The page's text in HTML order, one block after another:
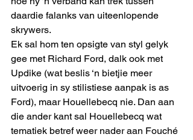
daardie falanks van uiteenlopende
skrywers.
Ek sal hom ten opsigte van styl gelyk
gee met Richard Ford, dalk ook met
Updike (wat beslis ‘n bietjie meer
uitvoerig in sy stilistiese aanpak is as
Ford), maar Houellebecq nie. Dan aan
die ander kant sal Houellebecq wat
tematiek betref weer nader aan Fouché